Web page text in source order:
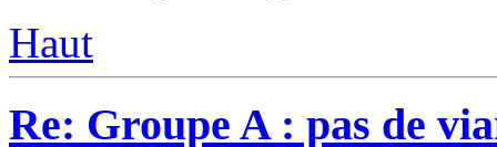
Haut
Re: Groupe A : pas de